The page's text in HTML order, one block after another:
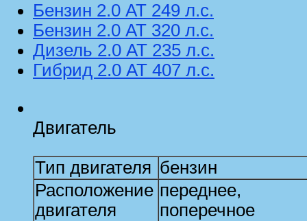
Бензин 2.0 AT 249 л.с.
Бензин 2.0 AT 320 л.с.
Дизель 2.0 AT 235 л.с.
Гибрид 2.0 AT 407 л.с.
Двигатель
Тип двигателя бензин
Расположение
двигателя
переднее,
поперечное